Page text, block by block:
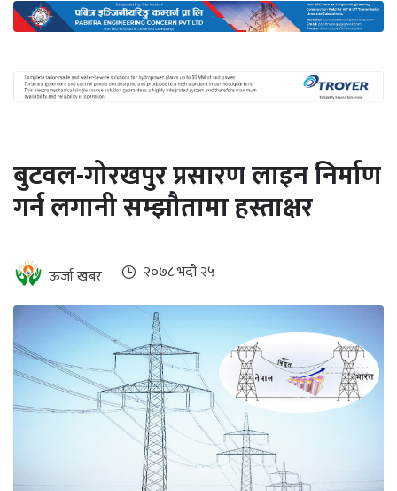
ऊर्जा
दक्षता
खबर
हरित
इभी
सम्पादकीय
बैंक
पर्यटन
बुटवल-गोरखपुर प्रसारण लाइन निर्माण
गर्न लगानी सम्झौतामा हस्ताक्षर
ऊर्जा खबर २०७८ भदौ २५